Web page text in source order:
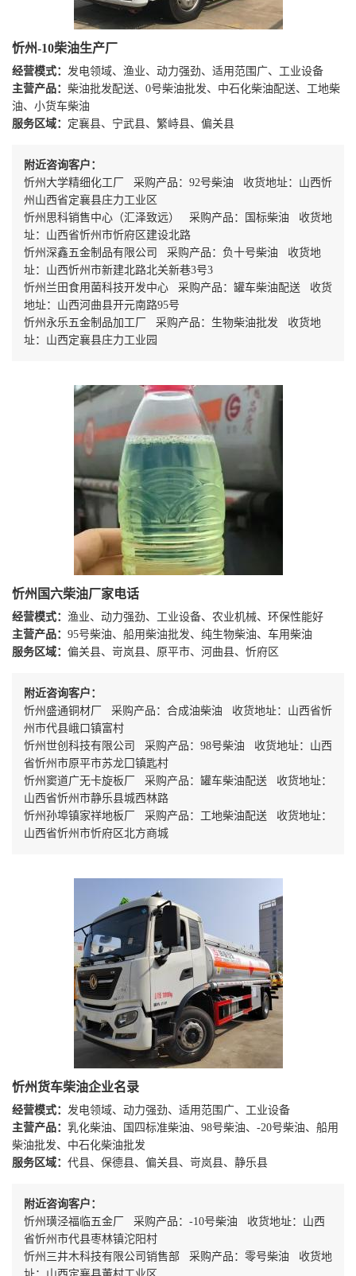
忻州-10柴油生产厂
经营模式： 发电领域、渔业、动力强劲、适用范围广、工业设备
主营产品： 柴油批发配送、0号柴油批发、中石化柴油配送、工地柴
油、小货车柴油
服务区域： 定襄县、宁武县、繁峙县、偏关县
附近咨询客户：
忻州大学精细化工厂 采购产品：92号柴油 收货地址：山西忻
州山西省定襄县庄力工业区
忻州思科销售中心（汇泽致远） 采购产品：国标柴油 收货地
址：山西省忻州市忻府区建设北路
忻州深鑫五金制品有限公司 采购产品：负十号柴油 收货地
址：山西忻州市新建北路北关新巷3号3
忻州兰田食用菌科技开发中心 采购产品：罐车柴油配送 收货
地址：山西河曲县开元南路95号
忻州永乐五金制品加工厂 采购产品：生物柴油批发 收货地
址：山西定襄县庄力工业园
忻州国六柴油厂家电话
经营模式： 渔业、动力强劲、工业设备、农业机械、环保性能好
主营产品： 95号柴油、船用柴油批发、纯生物柴油、车用柴油
服务区域： 偏关县、岢岚县、原平市、河曲县、忻府区
附近咨询客户：
忻州盛通铜材厂 采购产品：合成油柴油 收货地址：山西省忻
州市代县峨口镇富村
忻州世创科技有限公司 采购产品：98号柴油 收货地址：山西
省忻州市原平市苏龙囗镇匙村
忻州窦道广无卡旋板厂 采购产品：罐车柴油配送 收货地址：
山西省忻州市静乐县城西林路
忻州孙埠镇家祥地板厂 采购产品：工地柴油配送 收货地址：
山西省忻州市忻府区北方商城
忻州货车柴油企业名录
经营模式： 发电领域、动力强劲、适用范围广、工业设备
主营产品： 乳化柴油、国四标准柴油、98号柴油、-20号柴油、船用
柴油批发、中石化柴油批发
服务区域： 代县、保德县、偏关县、岢岚县、静乐县
附近咨询客户：
忻州璜泾福临五金厂 采购产品：-10号柴油 收货地址：山西
省忻州市代县枣林镇沱阳村
忻州三井木科技有限公司销售部 采购产品：零号柴油 收货地